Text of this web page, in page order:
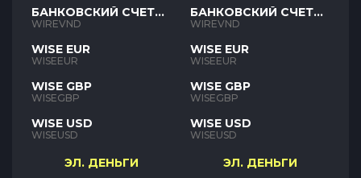
БАНКОВСКИЙ СЧЕТ
VND
WIREVND
WISE EUR
WISEEUR
WISE GBP
WISEGBP
WISE USD
WISEUSD
ЭЛ. ДЕНЬГИ
БАНКОВСКИЙ СЧЕТ
VND
WIREVND
WISE EUR
WISEEUR
WISE GBP
WISEGBP
WISE USD
WISEUSD
ЭЛ. ДЕНЬГИ